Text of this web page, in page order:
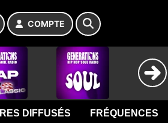
COMPTE
DIFFUSÉS FRÉQUENCES